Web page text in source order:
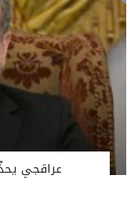
عراقجي